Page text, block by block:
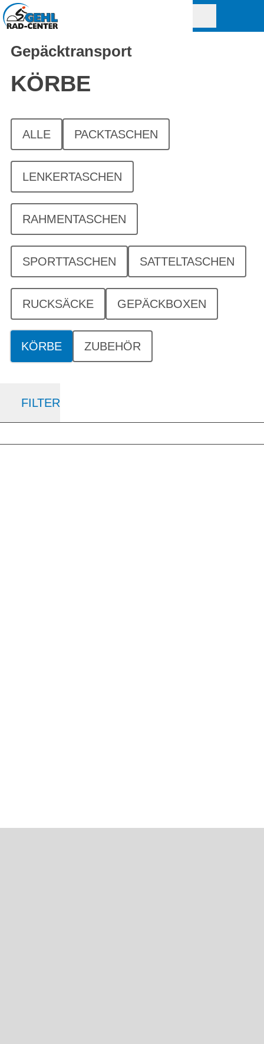
Gepäcktransport
KÖRBE
ALLE PACKTASCHEN
LENKERTASCHEN
RAHMENTASCHEN
SPORTTASCHEN SATTELTASCHEN
RUCKSÄCKE GEPÄCKBOXEN
KÖRBE ZUBEHÖR
FILTER